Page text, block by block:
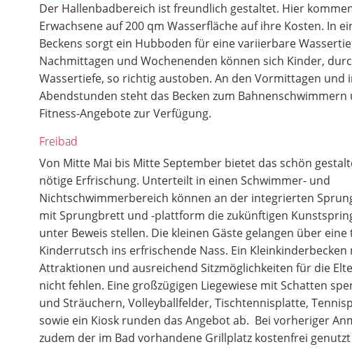
Der Hallenbadbereich ist freundlich gestaltet. Hier
Erwachsene auf 200 qm Wasserfläche auf ihre Kosten. In
Beckens sorgt ein Hubboden für eine variierbare
Nachmittagen und Wochenenden können sich Kinder,
Wassertiefe, so richtig austoben. An den Vormittagen und
Abendstunden steht das Becken zum Bahnenschwimmern
Fitness-Angebote zur Verfügung.
Freibad
Von Mitte Mai bis Mitte September bietet das schön
nötige Erfrischung. Unterteilt in einen Schwimmer- und
Nichtschwimmerbereich können an der integrierten
mit Sprungbrett und -plattform die zukünftigen
unter Beweis stellen. Die kleinen Gäste gelangen über eine
Kinderrutsch ins erfrischende Nass. Ein Kleinkinderbecken
Attraktionen und ausreichend Sitzmöglichkeiten für die
nicht fehlen. Eine großzügigen Liegewiese mit Schatten
und Sträuchern, Volleyballfelder, Tischtennisplatte,
sowie ein Kiosk runden das Angebot ab. Bei vorheriger
zudem der im Bad vorhandene Grillplatz kostenfrei